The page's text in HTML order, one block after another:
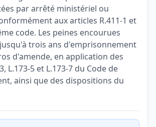
par arrêté ministériel ou
aux articles R.411-1 et
code. Les peines encourues
trois ans d'emprisonnement
d'amende, en application des
L.173-5 et L.173-7 du Code de
ainsi que des dispositions du